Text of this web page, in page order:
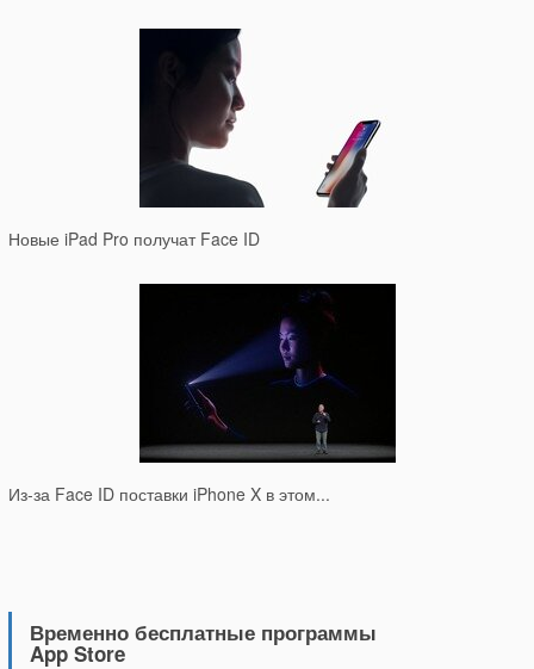
Новые iPad Pro получат Face ID
Из-за Face ID поставки iPhone X в этом...
Временно бесплатные программы
App Store